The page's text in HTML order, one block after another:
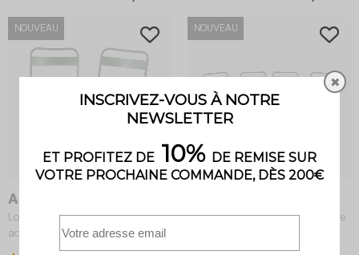
NOUVEAU
Amélia
Lot de 2 chaises de jardin pliante
acier vert
NOUVEAU
Lot de 4 chaises de jardin pliante
✖